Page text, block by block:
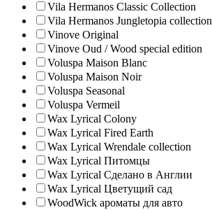
Vila Hermanos Classic Collection
Vila Hermanos Jungletopia collection
Vinove Original
Vinove Oud / Wood special edition
Voluspa Maison Blanc
Voluspa Maison Noir
Voluspa Seasonal
Voluspa Vermeil
Wax Lyrical Colony
Wax Lyrical Fired Earth
Wax Lyrical Wrendale collection
Wax Lyrical Питомцы
Wax Lyrical Сделано в Англии
Wax Lyrical Цветущий сад
WoodWick ароматы для авто